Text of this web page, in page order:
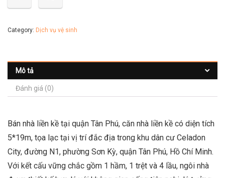
Category: Dịch vụ vệ sinh
Mô tả
Đánh giá (0)
Bán nhà liền kề tại quận Tân Phú, căn nhà liền kề có diện tích
5*19m, tọa lạc tại vị trí đắc địa trong khu dân cư Celadon
City, đường N1, phường Sơn Kỳ, quận Tân Phú, Hồ Chí Minh.
Với kết cấu vững chắc gồm 1 hầm, 1 trệt và 4 lầu, ngôi nhà